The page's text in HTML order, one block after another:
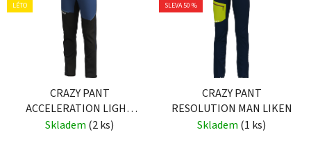
LÉTO
CRAZY PANT
ACCELERATION LIGHT
MAN SULPHUR
Skladem (2 ks)
SLEVA 50 %
CRAZY PANT
RESOLUTION MAN LIKEN
Skladem (1 ks)